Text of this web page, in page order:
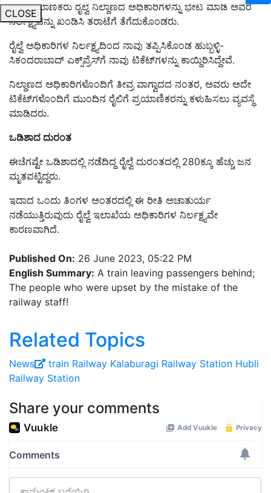
CLOSE
ಕೆಲ ಪ್ರಯಾಣಿಕರು ರೈಲ್ವೆ ನಿಲ್ದಾಣದ ಅಧಿಕಾರಿಗಳನ್ನು ಭೇಟಿ ಮಾಡಿ ಅವರ
ನಿರ್ಲಕ್ಷ್ಯವನ್ನು ಖಂಡಿಸಿ ತರಾಟೆಗೆ ತೆಗೆದುಕೊಂಡರು.
ರೈಲ್ವೆ ಅಧಿಕಾರಿಗಳ ನಿರ್ಲಕ್ಷ್ಯದಿಂದ ನಾವು ತಪ್ಪಿಸಿಕೊಂಡ ಹುಬ್ಬಳ್ಳಿ-
ಸಿಕಂದರಾಬಾದ್ ಎಕ್ಸ್‌ಪ್ರೆಸ್‌ಗೆ ನಾವು ಟಿಕೆಟ್‌ಗಳನ್ನು ಕಾಯ್ದಿರಿಸಿದ್ದೇವೆ.
ನಿಲ್ದಾಣದ ಅಧಿಕಾರಿಗಳೊಂದಿಗೆ ತೀವ್ರ ವಾಗ್ವಾದದ ನಂತರ, ಅವರು ಅದೇ
ಟಿಕೆಟ್‌ಗಳೊಂದಿಗೆ ಮುಂದಿನ ರೈಲಿಗೆ ಪ್ರಯಾಣಿಕರನ್ನು ಕಳುಹಿಸಲು ವ್ಯವಸ್ಥೆ
ಮಾಡಿದರು.
ಒಡಿಶಾದ ದುರಂತ
ಈಚೆಗಷ್ಟೇ ಒಡಿಶಾದಲ್ಲಿ ನಡೆದಿದ್ದ ರೈಲ್ವೆ ದುರಂತದಲ್ಲಿ 280ಕ್ಕೂ ಹೆಚ್ಚು ಜನ
ಮೃತಪಟ್ಟಿದ್ದರು.
ಇದಾದ ಒಂದು ತಿಂಗಳ ಅಂತರದಲ್ಲಿ ಈ ರೀತಿ ಅಚಾತುರ್ಯ
ನಡೆಯುತ್ತಿರುವುದು ರೈಲ್ವೆ ಇಲಾಖೆಯ ಅಧಿಕಾರಿಗಳ ನಿರ್ಲಕ್ಷ್ಯವೇ
ಕಾರಣವಾಗಿದೆ.
Published On: 26 June 2023, 05:22 PM
English Summary: A train leaving passengers behind;
The people who were upset by the mistake of the
railway staff!
Related Topics
News train Railway Kalaburagi Railway Station Hubli
Railway Station
Share your comments